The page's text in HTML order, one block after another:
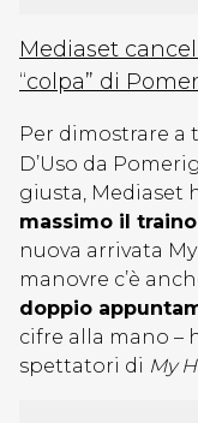
Mediaset
“colpa” di
Per dimostrare a
D’Uso da
giusta, Mediaset
massimo il
nuova arrivata
manovre c’è
doppio
cifre alla mano –
spettatori di My